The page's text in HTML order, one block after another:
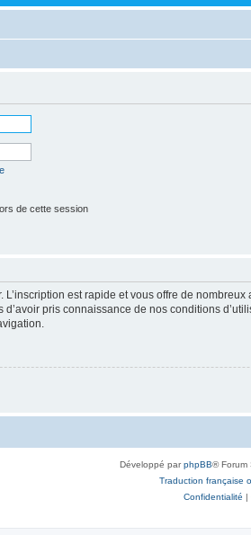
de cette session
est rapide et vous offre de
pris connaissance de nos conditions
Développé parphpBB® Forum
Traduction française
Confidentialité |